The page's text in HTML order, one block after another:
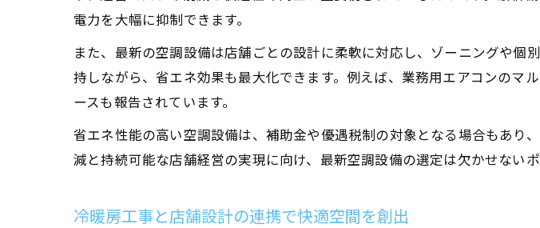
電力を大幅に抑制できます。
また、最新の空調設備は店舗ごとの設計に柔軟に対応し、ゾーニングや
持しながら、省エネ効果も最大化できます。例えば、業務用エアコンのマ
ースも報告されています。
省エネ性能の高い空調設備は、補助金や優遇税制の対象となる場合もあり
減と持続可能な店舗経営の実現に向け、最新空調設備の選定は欠かせないポ
冷暖房工事と店舗設計の連携で快適空間を創出